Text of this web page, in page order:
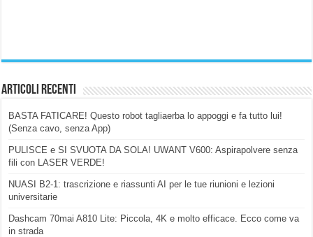
Articoli Recenti
BASTA FATICARE! Questo robot tagliaerba lo appoggi e fa tutto lui!
(Senza cavo, senza App)
PULISCE e SI SVUOTA DA SOLA! UWANT V600: Aspirapolvere senza
fili con LASER VERDE!
NUASI B2-1: trascrizione e riassunti AI per le tue riunioni e lezioni
universitarie
Dashcam 70mai A810 Lite: Piccola, 4K e molto efficace. Ecco come va
in strada